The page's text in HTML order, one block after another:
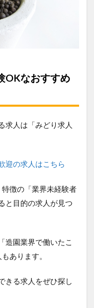
OKなおすすめ
求人は「みどり求人
迎の求人はこちら
徴の「業界未経験者
と目的の求人が見つ
造園業界で働いたこ
あります。
きる求人をぜひ探し